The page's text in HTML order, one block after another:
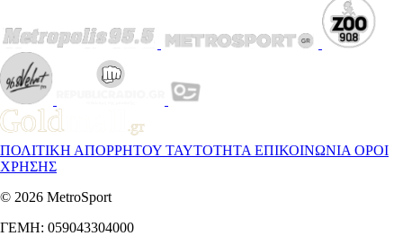
ΠΟΛΙΤΙΚΗ ΑΠΟΡΡΗΤΟΥ ΤΑΥΤΟΤΗΤΑ ΕΠΙΚΟΙΝΩΝΙΑ ΟΡΟΙ
ΧΡΗΣΗΣ
© 2026 MetroSport
ΓΕΜΗ: 059043304000